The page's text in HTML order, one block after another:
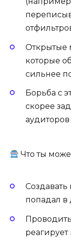
Открытые
которые
сильнее
Борьба с
скорее
Что ты
Создавать
попадал в